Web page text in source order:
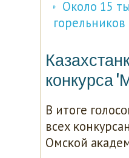
Около 15
конкурса
В итоге
всех
Омсκой